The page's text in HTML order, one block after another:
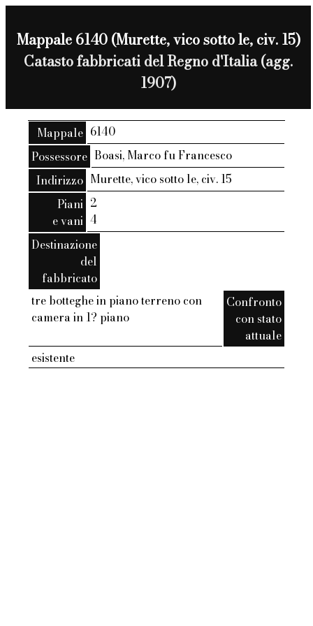
Mappale 6140 (Murette, vico sotto le, civ. 15)
Catasto fabbricati del Regno d'Italia (agg.
1907)
Mappale 6140
Possessore Boasi, Marco fu Francesco
Indirizzo Murette, vico sotto le, civ. 15
Piani
e vani
2
4
Destinazione
del
fabbricato
tre botteghe in piano terreno con
camera in 1? piano
Confronto
con stato
attuale
esistente